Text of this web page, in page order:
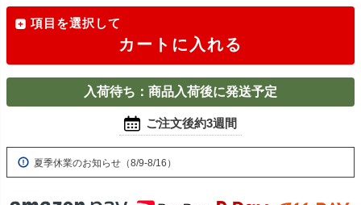
項目を選択して
カートに入れる
入荷待ち：商品入荷後に発送予定
ご注文後約3週間
夏季休業のお知らせ（8/9-8/16）